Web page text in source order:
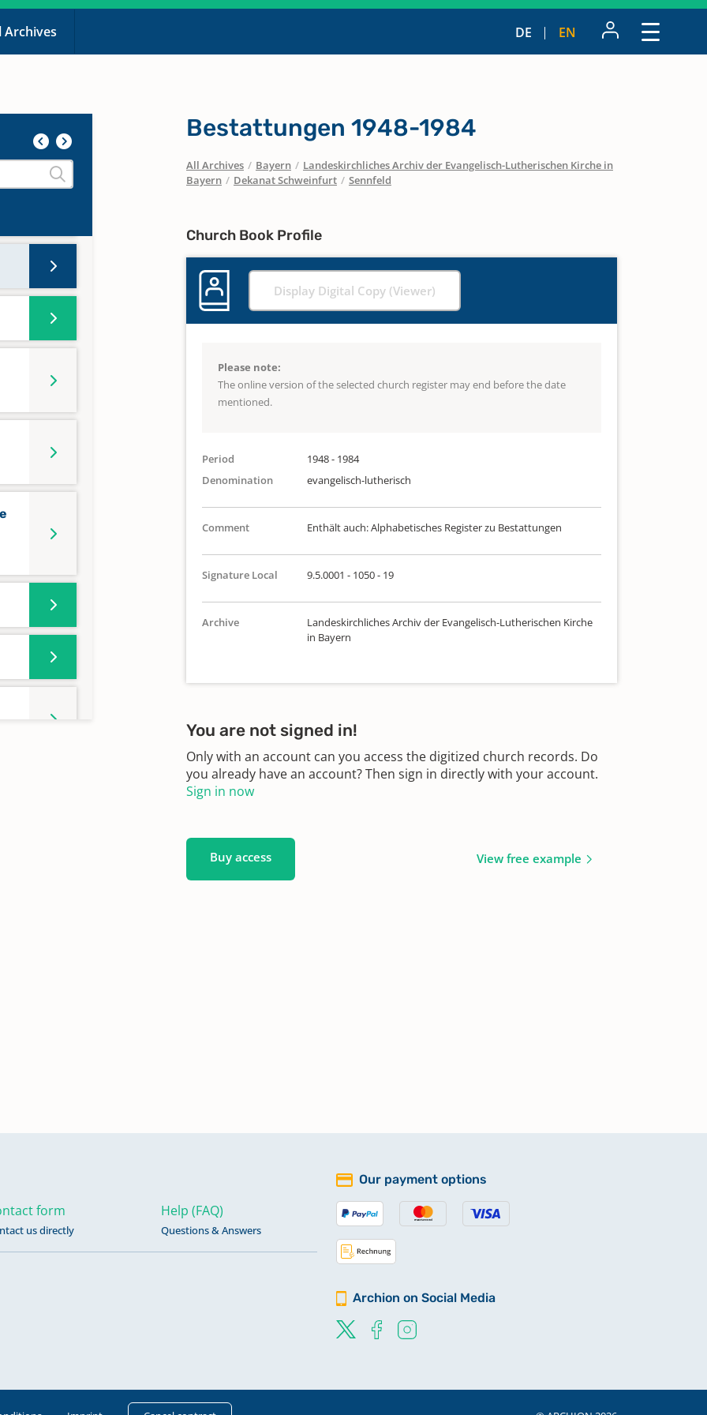
Archives DE EN
Bestattungen 1948-1984
All Archives / Bayern / Landeskirchliches Archiv der Evangelisch-Lutherischen Kirche in
Bayern / Dekanat Schweinfurt / Sennfeld
Church Book Profile
Display Digital Copy (Viewer)
Please note:
The online version of the selected church register may end before the date
mentioned.
Period
1948 - 1984
Denomination
evangelisch-lutherisch
Comment Enthält auch: Alphabetisches Register zu Bestattungen
Signature Local 9.5.0001 - 1050 - 19
Archive
Landeskirchliches Archiv der Evangelisch-Lutherischen Kirche
in Bayern
You are not signed in!
Only with an account can you access the digitized church records. Do
you already have an account? Then sign in directly with your account.
Sign in now
Buy access View free example
form
us directly
Help (FAQ)
Questions & Answers
Our payment options
Archion on Social Media